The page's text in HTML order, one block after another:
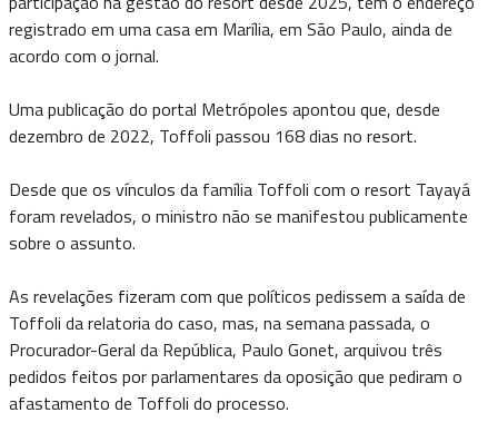
registrado em uma casa em Marília, em São Paulo, ainda de
acordo com o jornal.
Uma publicação do portal Metrópoles apontou que, desde
dezembro de 2022, Toffoli passou 168 dias no resort.
Desde que os vínculos da família Toffoli com o resort Tayayá
foram revelados, o ministro não se manifestou publicamente
sobre o assunto.
As revelações fizeram com que políticos pedissem a saída de
Toffoli da relatoria do caso, mas, na semana passada, o
Procurador-Geral da República, Paulo Gonet, arquivou três
pedidos feitos por parlamentares da oposição que pediram o
afastamento de Toffoli do processo.